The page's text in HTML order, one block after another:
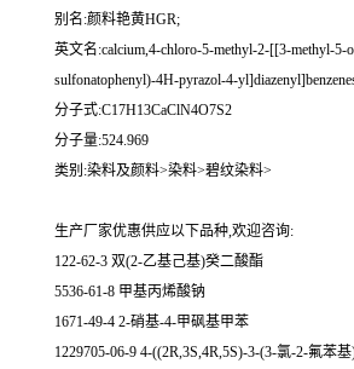
别名:颜料艳黄HGR;
英文名:calcium,4-chloro-5-methyl-2-[[3-methyl-5-
sulfonatophenyl)-4H-pyrazol-4-
分子式:C17H13CaClN4O7S2
分子量:524.969
类别:染料及颜料>染料>碧纹染料>
生产厂家优惠供应以下品种,欢迎咨询:
122-62-3 双(2-乙基己基)癸二酸酯
5536-61-8 甲基丙烯酸钠
1671-49-4 2-硝基-4-甲砜基甲苯
1229705-06-9 4-((2R,3S,4R,5S)-3-(3-氯-2-氟苯